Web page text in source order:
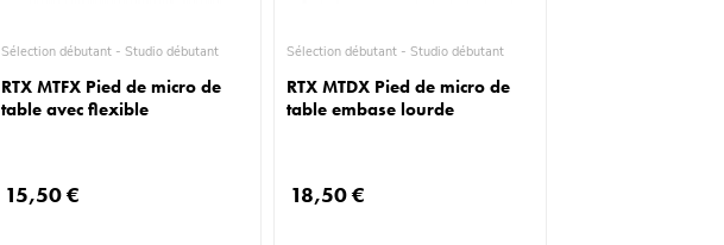
Sélection débutant - Studio débutant
RTX MTFX Pied de micro de
table avec flexible
15,50 €
Sélection débutant - Studio débutant
RTX MTDX Pied de micro de
table embase lourde
18,50 €